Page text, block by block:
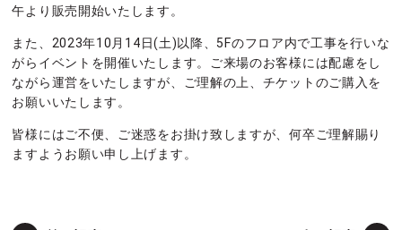
午より販売開始いたします。
また、2023年10月14日(土)以降、5Fのフロア内で工事を行いな
がらイベントを開催いたします。ご来場のお客様には配慮をし
ながら運営をいたしますが、ご理解の上、チケットのご購入を
お願いいたします。
皆様にはご不便、ご迷惑をお掛け致しますが、何卒ご理解賜り
ますようお願い申し上げます。